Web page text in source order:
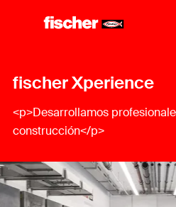
fischer Xperience
<p>Desarrollamos
construcción</p>